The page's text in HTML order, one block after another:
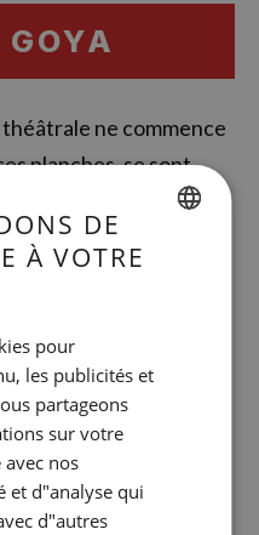
GOYA
ne commence
planches, se sont
les
avec la complicité
et
siège du
68
SPANISH
GERMAN
RUSSIAN
DE
À VOTRE
pour
les publicités et
partageons
sur votre
nos
et d"analyse qui
d"autres